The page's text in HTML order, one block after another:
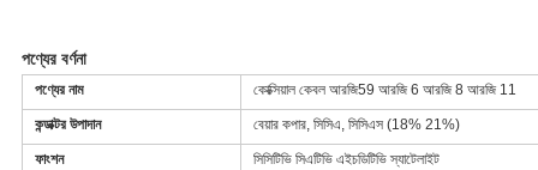
পণ্যের বর্ণনা
পণ্যের নাম কোক্সিয়াল কেবল আরজি59 আরজি 6 আরজি 8 আরজি 11
কন্ডাক্টর উপাদান বেয়ার কপার, সিসিএ, সিসিএস (18% 21%)
ফাংশন সিসিটিভি সিএটিভি এইচডিটিভি স্যাটেলাইট